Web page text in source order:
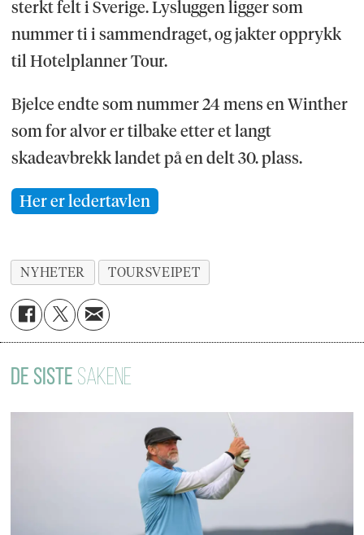
sterkt felt i Sverige. Lysluggen ligger som
nummer ti i sammendraget, og jakter opprykk
til Hotelplanner Tour.
Bjelce endte som nummer 24 mens en Winther
som for alvor er tilbake etter et langt
skadeavbrekk landet på en delt 30. plass.
Her er ledertavlen
NYHETER TOURSVEIPET
DE SISTE SAKENE